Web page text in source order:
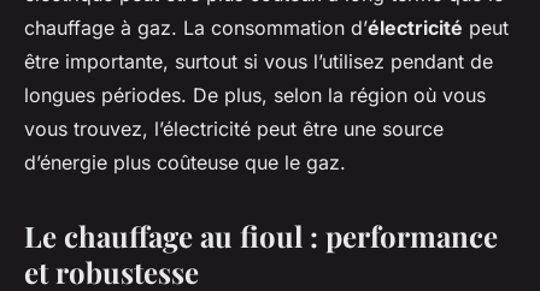
chauffage à gaz. La consommation d’électricité peut
être importante, surtout si vous l’utilisez pendant de
longues périodes. De plus, selon la région où vous
vous trouvez, l’électricité peut être une source
d’énergie plus coûteuse que le gaz.
Le chauffage au fioul : performance
et robustesse